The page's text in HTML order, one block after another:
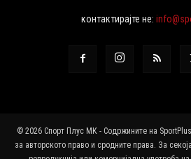
контактирајте не:
© 2026 Спорт Плус МК - Содржините на
за авторското право и сродните права. За